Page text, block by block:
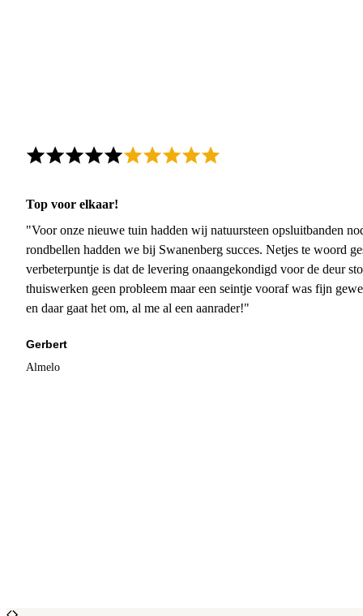
Top voor elkaar!
"Voor onze nieuwe tuin hadden wij natuursteen opsluitbanden
rondbellen hadden we bij Swanenberg succes. Netjes te woord
verbeterpuntje is dat de levering onaangekondigd voor de deur
thuiswerken geen probleem maar een seintje vooraf was fijn
en daar gaat het om, al me al een aanrader!"
Gerbert
Almelo